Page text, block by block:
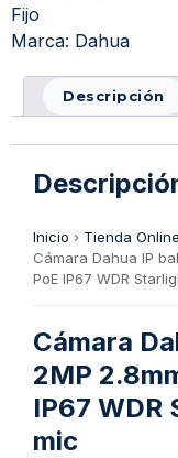
Fijo
Marca: Dahua
Descripción
Inicio › Tienda
Cámara Dahua IP
PoE IP67 WDR
Cámara
2MP
IP67 WDR
mic